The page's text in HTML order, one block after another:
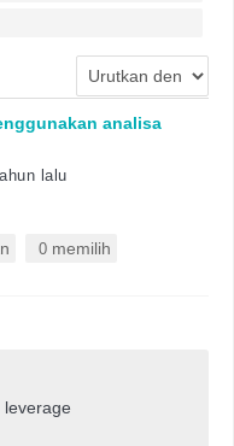
analisa
lalu
0 memilih